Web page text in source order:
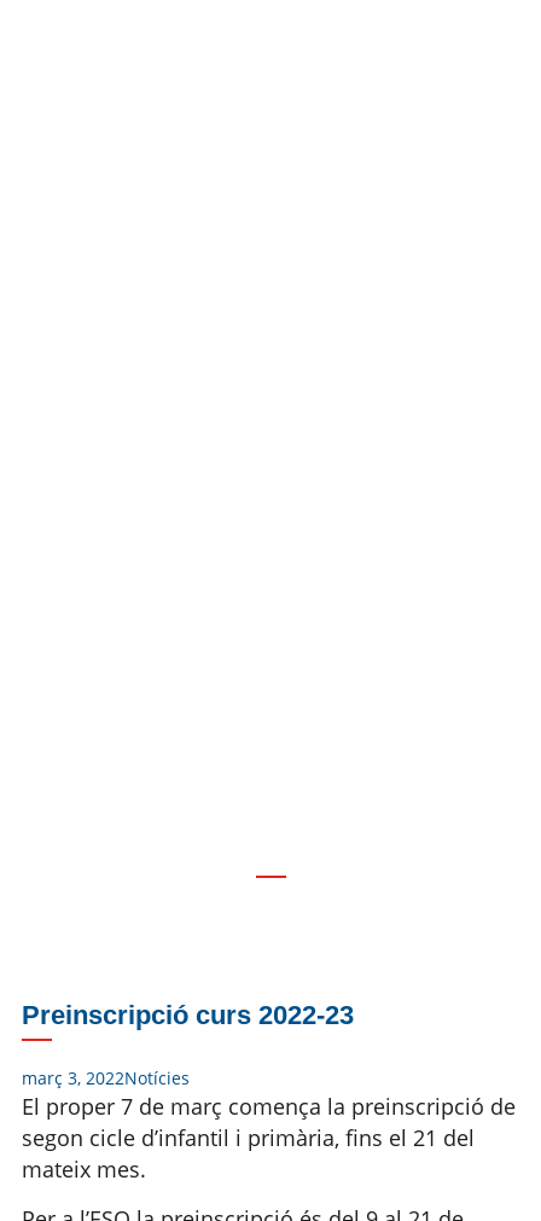
Preinscripció curs 2022-23
març 3, 2022Notícies
El proper 7 de març comença la preinscripció de
segon cicle d’infantil i primària, fins el 21 del
mateix mes.